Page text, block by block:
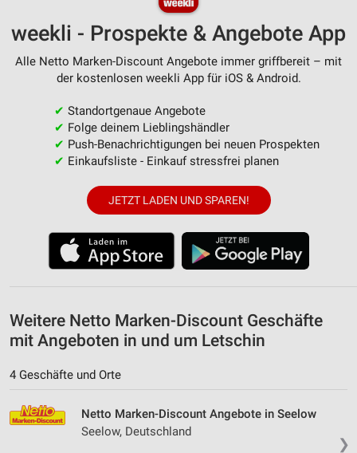
weekli - Prospekte & Angebote App
Alle Netto Marken-Discount Angebote immer griffbereit – mit
der kostenlosen weekli App für iOS & Android.
✔ Standortgenaue Angebote
✔ Folge deinem Lieblingshändler
✔ Push-Benachrichtigungen bei neuen Prospekten
✔ Einkaufsliste - Einkauf stressfrei planen
JETZT LADEN UND SPAREN!
Weitere Netto Marken-Discount Geschäfte
mit Angeboten in und um Letschin
4 Geschäfte und Orte
❯
Netto Marken-Discount Angebote in Seelow
Seelow, Deutschland